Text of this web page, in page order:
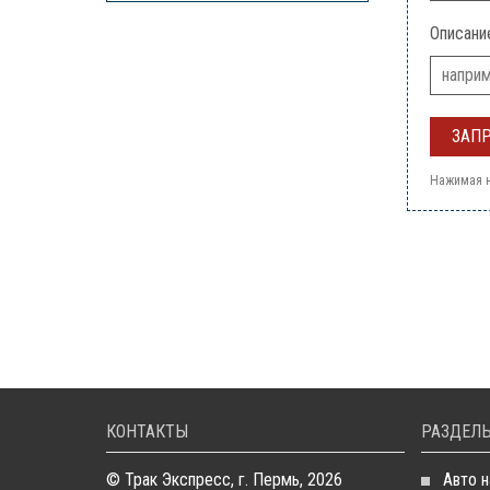
Нажимая
КОНТАКТЫ
© Трак Экспресс, г. Пермь, 2026 Авто